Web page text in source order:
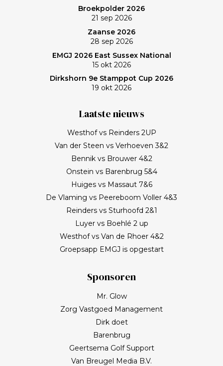
Broekpolder 2026
21 sep 2026
Zaanse 2026
28 sep 2026
EMGJ 2026 East Sussex National
15 okt 2026
Dirkshorn 9e Stamppot Cup 2026
19 okt 2026
Laatste nieuws
Westhof vs Reinders 2UP
Van der Steen vs Verhoeven 3&2
Bennik vs Brouwer 4&2
Onstein vs Barenbrug 5&4
Huiges vs Massaut 7&6
De Vlaming vs Peereboom Voller 4&3
Reinders vs Sturhoofd 2&1
Luyer vs Boehlé 2 up
Westhof vs Van de Rhoer 4&2
Groepsapp EMGJ is opgestart
Sponsoren
Mr. Glow
Zorg Vastgoed Management
Dirk doet
Barenbrug
Geertsema Golf Support
Van Breugel Media B.V.